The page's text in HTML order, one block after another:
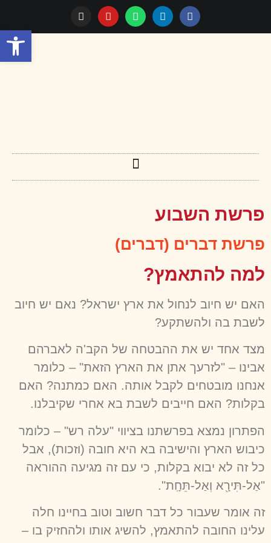
פתח
פרשת השבוע
פרשת דברים (דברים)
למה להתאמץ?
האם יש חיוב לנחול את ארץ ישראל? נאם יש חיוב
לשבת בה ולהשתקע?
מצד אחד יש את ההבטחה של הקב'ה לאברהם
אבינו – "לזרעך אתן את הארץ הזאת" – כלומר
אנחנו מובטחים לקבל אותה. האם כמתנה? האם
בקלות? האם חייבים לשבת בא אחרי שקיבלנו.
הפתרון נמצא בפרשתנו בציווי "עלה רש" – כלומר
כיבוש הארץ והישיבה בא היא חובה (וזכות), אבל
כל זה לא יבוא בקלות, כי עם זה מגיעה ההוראה
"אַל-תִּירָ֖א וְאַל-תֵּחָֽת".
זה אומר שעבור כל דבר חשוב וטוב בחיינו חלה
עלינו החובה להתאמץ, להשיג אותו ולהחזיק בו –